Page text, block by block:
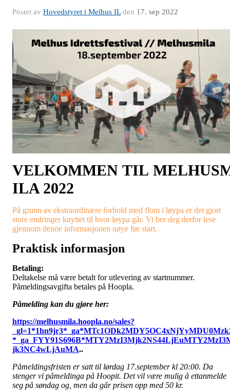
Postet av Hovedstyret i Melhus ILden 17. sep 2022
VELKOMMEN TIL M
ILA 2022
På grunn av ekstraordinære forhold med flom i løypa er det gjort
store endringer knyttet til hvor løypa går. Vi ber deg derfor lese
gjennom denne informasjonen nøye før start.
Praktisk informasjon
Betaling:
Deltakelse må være betalt for utlevering av startnummer.
Påmeldingsavgifta betales på Hoopla.
Påmelding kan du gjøre her:
https://melhusmila.hoopla.no/sales?
jk3NC4wLjAuMA..
Påmeldingsfristen er satt til lørdag 17.september kl 20:00. Da
stenger vi påmeldinga på Hoopit. Det vil være mulig å ettanmelde
seg på søndag og, men da går prisen opp med 50 kr.